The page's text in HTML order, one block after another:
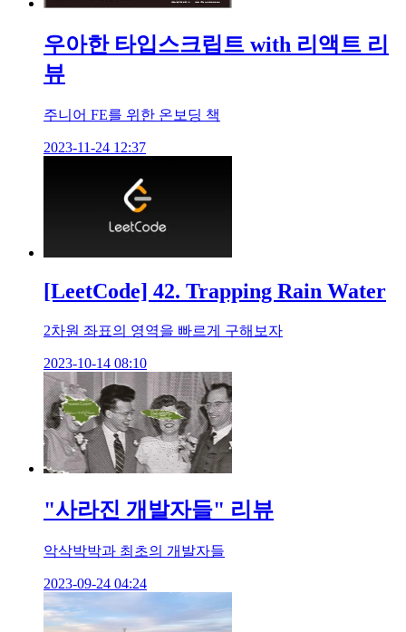
우아한 타입스크립트 with 리액트 리
뷰
주니어 FE를 위한 온보딩 책
2023-11-24 12:37
[LeetCode] 42. Trapping Rain Water
2차원 좌표의 영역을 빠르게 구해보자
2023-10-14 08:10
"사라진 개발자들" 리뷰
악삭박박과 최초의 개발자들
2023-09-24 04:24